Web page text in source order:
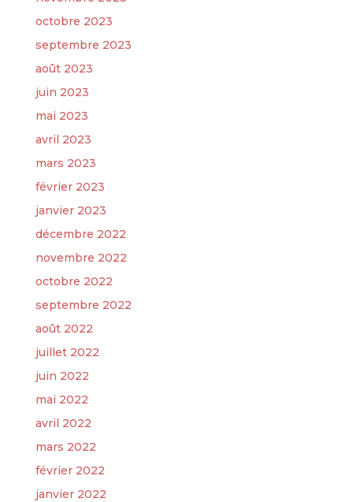
octobre 2023
septembre 2023
août 2023
juin 2023
mai 2023
avril 2023
mars 2023
février 2023
janvier 2023
décembre 2022
novembre 2022
octobre 2022
septembre 2022
août 2022
juillet 2022
juin 2022
mai 2022
avril 2022
mars 2022
février 2022
janvier 2022